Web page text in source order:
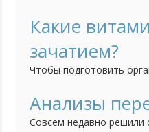
практически здоровых
одной стороны, можно
без...
Какие
зачатием?
Чтобы подготовить
лучше подходят для
видела комплексов для
вообще?
Анализы
Совсем недавно решили